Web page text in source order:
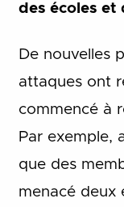
des écoles et
De nouvelles
attaques ont
commencé à
Par exemple,
que des
menacé deux